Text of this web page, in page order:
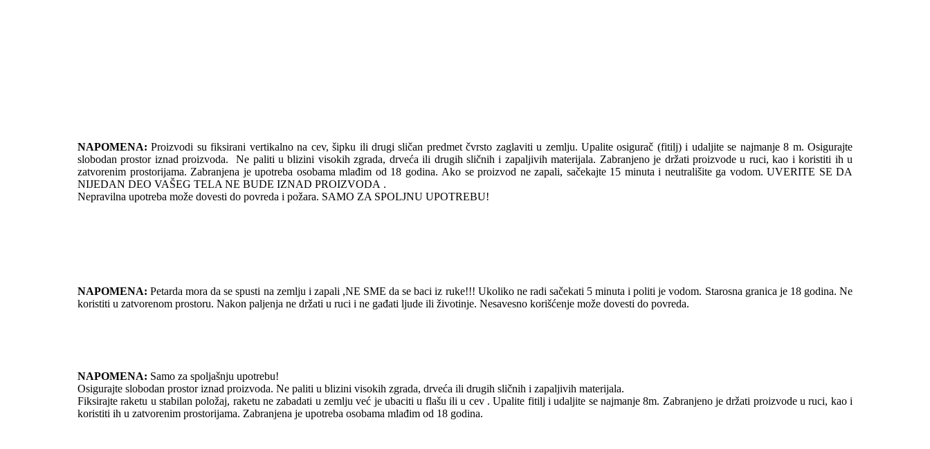
NAPOMENA: Proizvodi su fiksirani vertikalno na cev, šipku ili drugi sličan predmet čvrsto zaglaviti u zemlju. Upalite osigurač (fitilj) i udaljite se najmanje 8 m. Osigurajte
slobodan prostor iznad proizvoda. Ne paliti u blizini visokih zgrada, drveća ili drugih sličnih i zapaljivih materijala. Zabranjeno je držati proizvode u ruci, kao i koristiti ih u
zatvorenim prostorijama. Zabranjena je upotreba osobama mlađim od 18 godina. Ako se proizvod ne zapali, sačekajte 15 minuta i neutrališite ga vodom. UVERITE SE DA
NIJEDAN DEO VAŠEG TELA NE BUDE IZNAD PROIZVODA .
Nepravilna upotreba može dovesti do povreda i požara. SAMO ZA SPOLJNU UPOTREBU!
NAPOMENA: Petarda mora da se spusti na zemlju i zapali ,NE SME da se baci iz ruke!!! Ukoliko ne radi sačekati 5 minuta i politi je vodom. Starosna granica je 18 godina. Ne
koristiti u zatvorenom prostoru. Nakon paljenja ne držati u ruci i ne gađati ljude ili životinje. Nesavesno korišćenje može dovesti do povreda.
NAPOMENA: Samo za spoljašnju upotrebu!
Osigurajte slobodan prostor iznad proizvoda. Ne paliti u blizini visokih zgrada, drveća ili drugih sličnih i zapaljivih materijala.
Fiksirajte raketu u stabilan položaj, raketu ne zabadati u zemlju već je ubaciti u flašu ili u cev . Upalite fitilj i udaljite se najmanje 8m. Zabranjeno je držati proizvode u ruci, kao i
koristiti ih u zatvorenim prostorijama. Zabranjena je upotreba osobama mlađim od 18 godina.